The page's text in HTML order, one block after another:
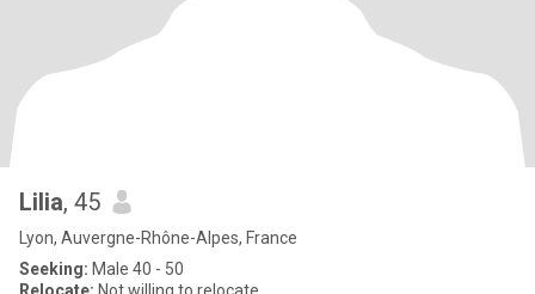
Lilia, 45
Lyon, Auvergne-Rhône-Alpes, France
Seeking: Male 40 - 50